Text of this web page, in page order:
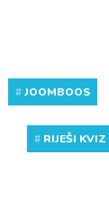
#JOOMBOOS
# RIJEŠI KVIZ